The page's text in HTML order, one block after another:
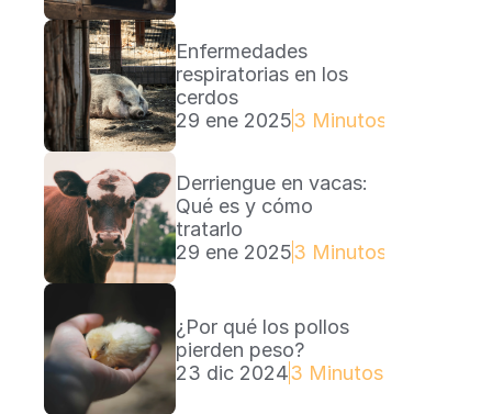
Enfermedades
respiratorias en los
cerdos
29 ene 20253 Minutos Lectura
Derriengue en vacas:
Qué es y cómo
tratarlo
29 ene 20253 Minutos Lectura
¿Por qué los pollos
pierden peso?
23 dic 20243 Minutos Lectura